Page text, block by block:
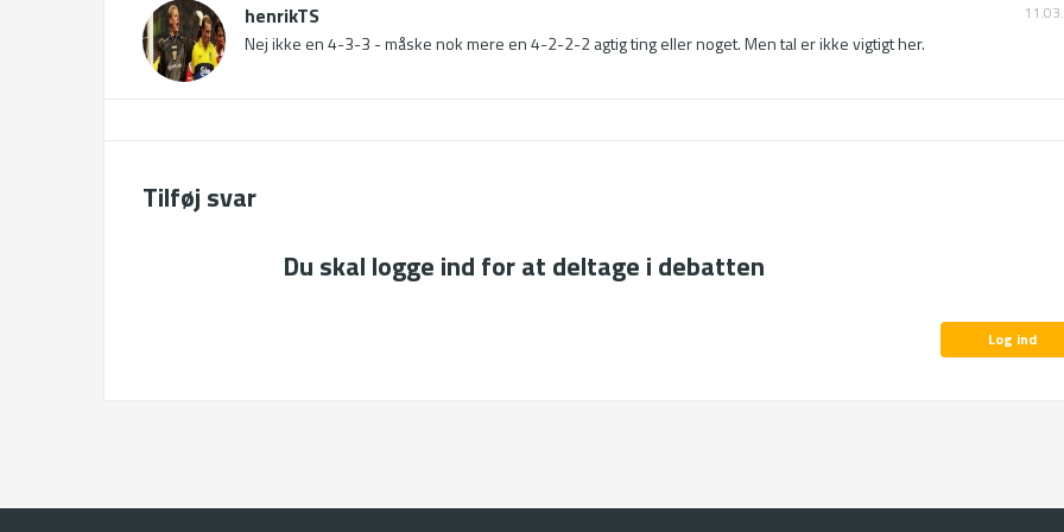
henrikTS
Nej ikke en 4-3-3 - måske nok mere en 4-2-2-2 agtig ting eller noget. Men tal er ikke vigtigt her.
Tilføj svar
Du skal logge ind for at deltage i debatten
Log ind